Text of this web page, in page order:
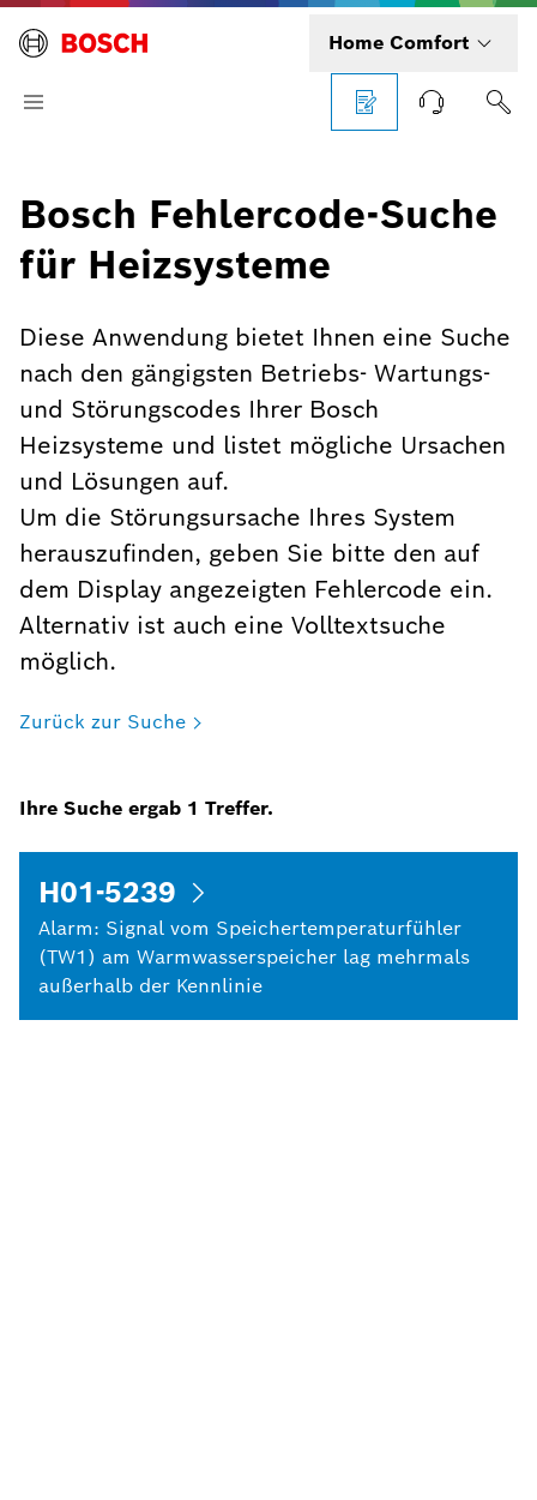
Home Comfort
Bosch Fehlercode-Suche
für Heizsysteme
Diese Anwendung bietet Ihnen eine Suche
nach den gängigsten Betriebs- Wartungs-
und Störungscodes Ihrer Bosch
Heizsysteme und listet mögliche Ursachen
und Lösungen auf.
Um die Störungsursache Ihres System
herauszufinden, geben Sie bitte den auf
dem Display angezeigten Fehlercode ein.
Alternativ ist auch eine Volltextsuche
möglich.
Zurück zur Suche
Ihre Suche ergab 1 Treffer.
H01-5239
Alarm: Signal vom Speichertemperaturfühler
(TW1) am Warmwasserspeicher lag mehrmals
außerhalb der Kennlinie